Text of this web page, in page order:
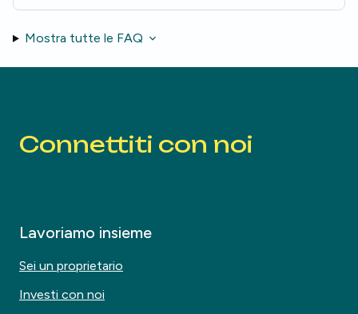
Mostra tutte le FAQ
Connettiti con noi
Lavoriamo insieme
Sei un proprietario
Investi con noi